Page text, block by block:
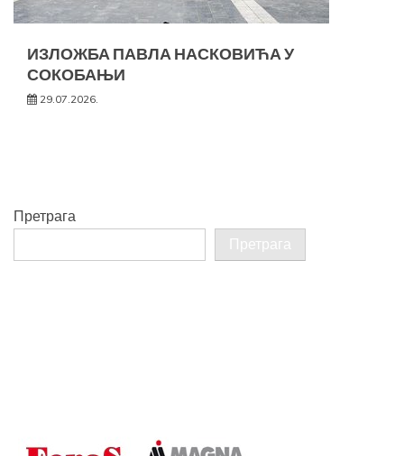
ИЗЛОЖБА ПАВЛА НАСКОВИЋА У
СОКОБАЊИ
29.07.2026.
Претрага
Претрага